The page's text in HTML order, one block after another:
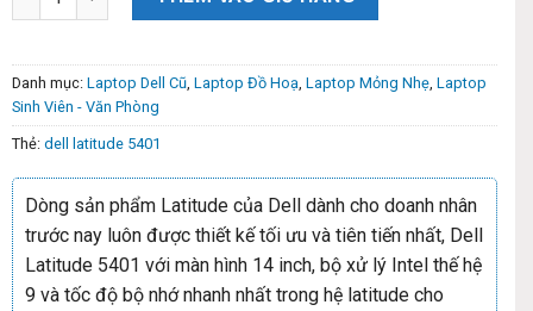
Danh mục: Laptop Dell Cũ Laptop Đồ Hoạ Laptop Mỏng Nhẹ Laptop
Sinh Viên - Văn Phòng
Thẻ: dell latitude 5401
Dòng sản phẩm Latitude của Dell dành cho doanh nhân
trước nay luôn được thiết kế tối ưu và tiên tiến nhất, Dell
Latitude 5401 với màn hình 14 inch, bộ xử lý Intel thế hệ
9 và tốc độ bộ nhớ nhanh nhất trong hệ latitude cho